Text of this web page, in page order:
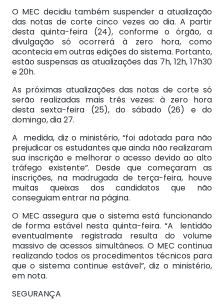
O MEC decidiu também suspender a atualização
das notas de corte cinco vezes ao dia. A partir
desta quinta-feira (24), conforme o órgão, a
divulgação só ocorrerá à zero hora, como
acontecia em outras edições do sistema. Portanto,
estão suspensas as atualizações das 7h, 12h, 17h30
e 20h.
As próximas atualizações das notas de corte só
serão realizadas mais três vezes: à zero hora
desta sexta-feira (25), do sábado (26) e do
domingo, dia 27.
A medida, diz o ministério, “foi adotada para não
prejudicar os estudantes que ainda não realizaram
sua inscrição e melhorar o acesso devido ao alto
tráfego existente”. Desde que começaram as
inscrições, na madrugada de terça-feira, houve
muitas queixas dos candidatos que não
conseguiam entrar na página.
O MEC assegura que o sistema está funcionando
de forma estável nesta quinta-feira. “A lentidão
eventualmente registrada resulta do volume
massivo de acessos simultâneos. O MEC continua
realizando todos os procedimentos técnicos para
que o sistema continue estável”, diz o ministério,
em nota.
SEGURANÇA